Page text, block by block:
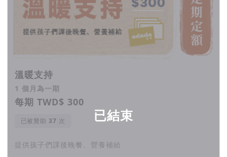
根據統計，原住民學生的中輟數字是一般學生
的5倍。
已結束
溫暖支持
1 個月為一期
每期 TWD$ 300
已被贊助 次
提供孩子們課後晚餐、營養補給